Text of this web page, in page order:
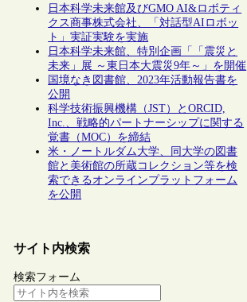
日本科学未来館及びGMO AI&ロボティ
クス商事株式会社、「対話型AIロボッ
ト」実証実験を実施
日本科学未来館、特別企画「「震災と
未来」展 ～東日本大震災9年～」を開催
国境なき図書館、2023年活動報告書を
公開
科学技術振興機構（JST）とORCID,
Inc.、戦略的パートナーシップに関する
覚書（MOC）を締結
米・ノートルダム大学、同大学の図書
館と美術館の所蔵コレクション等を検
索できるオンラインプラットフォーム
を公開
サイト内検索
検索フォーム